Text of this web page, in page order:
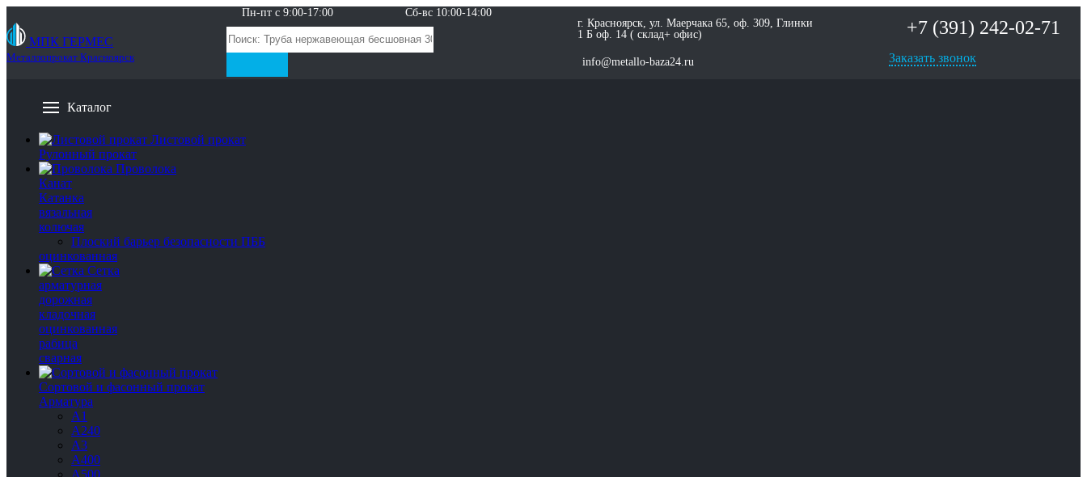
МПК ГЕРМЕС
Металлопрокат Красноярск
Пн-пт с 9:00-17:00
Сб-вс 10:00-14:00
г. Красноярск, ул. Маерчака 65, оф. 309, Глинки
1 Б оф. 14 ( склад+ офис)
info@metallo-baza24.ru
+7 (391) 242-02-71
Заказать звонок
Каталог
Листовой прокат
Рулонный прокат
Проволока
Канат
Катанка
вязальная
колючая
Плоский барьер безопасности ПББ
оцинкованная
Сетка
арматурная
дорожная
кладочная
оцинкованная
рабица
сварная
Сортовой и фасонный прокат
Арматура
А1
А240
А3
А400
А500